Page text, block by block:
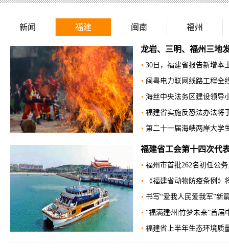
新闻 福建 闽南 福州
龙岩、三明、福州三地
30日，福建省报告新增本
闽粤电力联网线路工程全
海丝中央法务区建设领导
福建省实施反恐法办法将
第二十一届海峡两岸大学
福建省工会第十四次代
福州市首批262名初任公
《福建省动物防疫条例》
书写“爱我人民爱我军”
“福满建州|竹梦未来”首届
福建省上半年生态环境质